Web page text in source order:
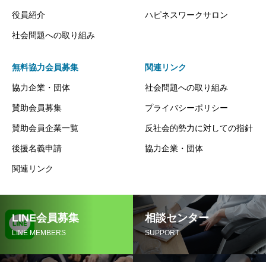
役員紹介
社会問題への取り組み
ハピネスワークサロン
無料協力会員募集
協力企業・団体
賛助会員募集
賛助会員企業一覧
後援名義申請
関連リンク
関連リンク
社会問題への取り組み
プライバシーポリシー
反社会的勢力に対しての指針
協力企業・団体
LINE会員募集
LINE MEMBERS
相談センター
SUPPORT